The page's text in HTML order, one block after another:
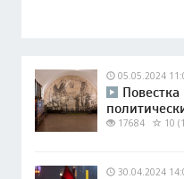
05.05.2024
17684 10
30.04.2024